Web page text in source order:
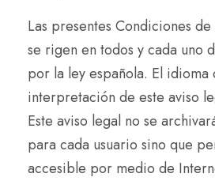
Las presentes Condiciones
se rigen en todos y cada uno
por la ley española. El
interpretación de este aviso
Este aviso legal no se
para cada usuario sino que
accesible por medio de